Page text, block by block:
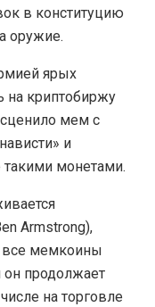
в конституцию
оружие.
ярых
на криптобиржу
мем с
и
монетами.
Armstrong),
все мемкоины
он продолжает
на торговле